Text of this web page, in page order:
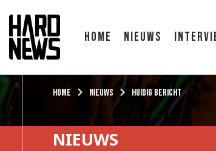
Home Nieuws
Home Nieuws Huidig bericht
NIEUWS